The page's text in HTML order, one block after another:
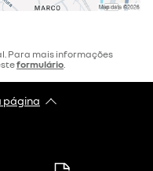
Para mais informações
formulário.
página